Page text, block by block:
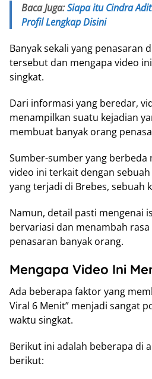
Baca Juga:Siapa itu Cindra
Profil Lengkap Disini
Banyak sekali yang penasaran
tersebut dan mengapa video
singkat.
Dari informasi yang beredar,
menampilkan suatu kejadian
membuat banyak orang
Sumber-sumber yang berbeda
video ini terkait dengan
yang terjadi di Brebes, sebuah
Namun, detail pasti mengenai
bervariasi dan menambah
penasaran banyak orang.
Mengapa Video Ini
Ada beberapa faktor yang
Viral 6 Menit” menjadi sangat
waktu singkat.
Berikut ini adalah beberapa di
berikut: